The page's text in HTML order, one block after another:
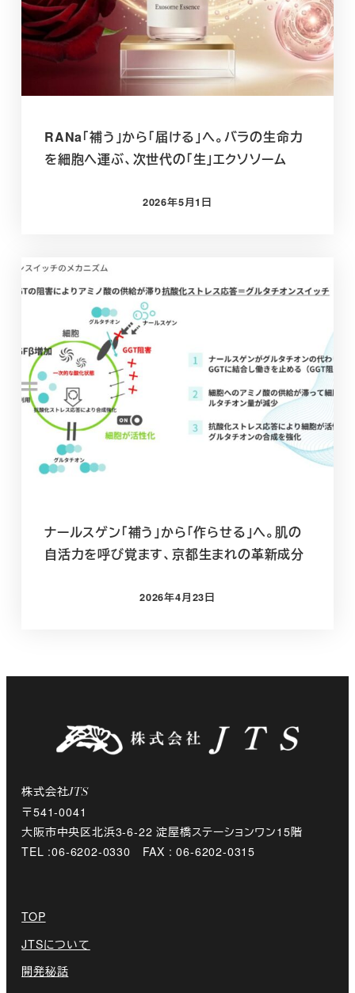
RANa「補う」から「届ける」へ。バラの生命力
を細胞へ運ぶ、次世代の「生」エクソソーム
投稿日
2026年5月1日
ナールスゲン「補う」から「作らせる」へ。肌の
自活力を呼び覚ます、京都生まれの革新成分
投稿日
2026年4月23日
株式会社JTS
〒541-0041
大阪市中央区北浜3-6-22 淀屋橋ステーションワン15階
TEL :06-6202-0330 FAX : 06-6202-0315
TOP
JTSについて
開発秘話